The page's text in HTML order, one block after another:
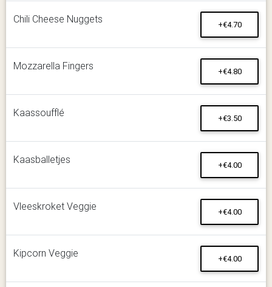
Chili Cheese Nuggets +€4.70
Mozzarella Fingers +€4.80
Kaassoufflé +€3.50
Kaasballetjes +€4.00
Vleeskroket Veggie +€4.00
Kipcorn Veggie +€4.00